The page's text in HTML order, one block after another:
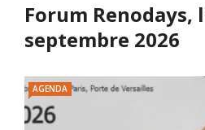
Forum Renodays,
septembre 2026
AGENDA